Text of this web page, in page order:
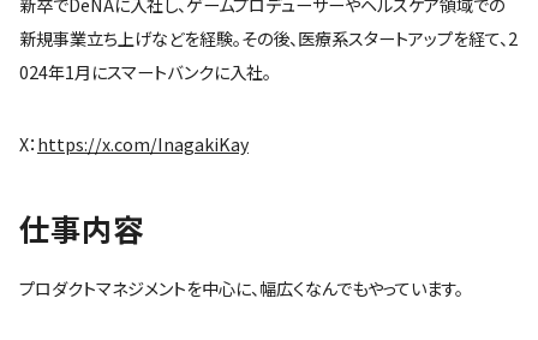
新規事業立ち上げなどを経験。その後、医療系スタートアップを経て、2
024年1月にスマートバンクに入社。
X： https://x.com/InagakiKay
仕事内容
プロダクトマネジメントを中心に、幅広くなんでもやっています。